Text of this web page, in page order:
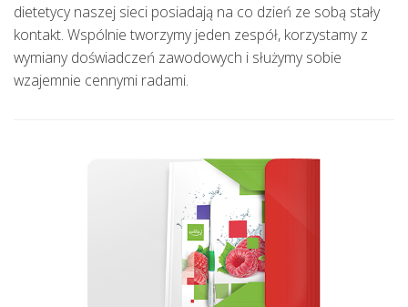
dietetycy naszej sieci posiadają na co dzień ze sobą stały
kontakt. Wspólnie tworzymy jeden zespół, korzystamy z
wymiany doświadczeń zawodowych i służymy sobie
wzajemnie cennymi radami.